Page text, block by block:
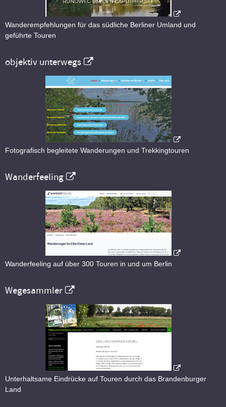
Wanderempfehlungen für das südliche Berliner Umland und
geführte Touren
objektiv unterwegs
Fotografisch begleitete Wanderungen und Trekkingtouren
Wanderfeeling
Wanderfeeling auf über 300 Touren in und um Berlin
Wegesammler
Unterhaltsame Eindrücke auf Touren durch das Brandenburger
Land